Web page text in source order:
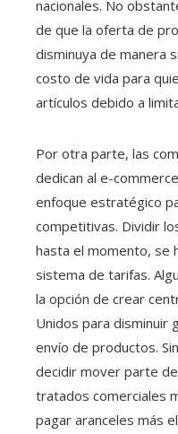
nacionales. No
de que la oferta de
disminuya de manera
costo de vida para
artículos debido a
Por otra parte, las
dedican al e-
enfoque estratégico
competitivas. Dividir
hasta el momento, se
sistema de tarifas.
la opción de crear
Unidos para disminuir
envío de productos.
decidir mover parte
tratados comerciales
pagar aranceles más